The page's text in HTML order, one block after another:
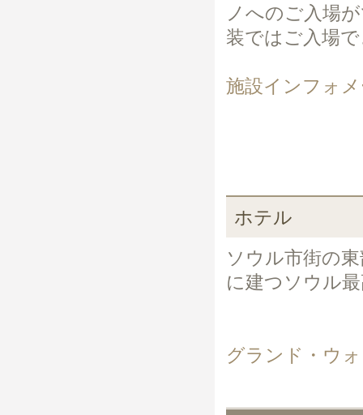
ノへのご入場
装ではご入場
施設インフォ
ホテル
ソウル市街の
に建つソウル
グランド・ウ